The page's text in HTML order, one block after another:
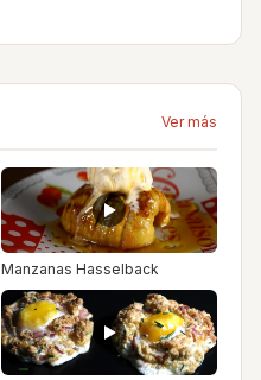
Ver más
Manzanas Hasselback